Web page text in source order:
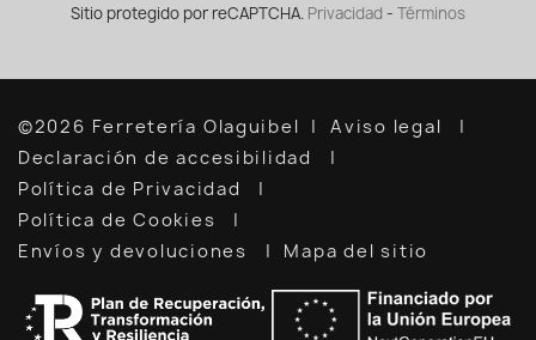
Sitio protegido por reCAPTCHA. Privacidad - Términos
©2026 Ferretería Olaguibel
Aviso legal
Declaración de accesibilidad
Política de Privacidad
Política de Cookies
Envíos y devoluciones
Mapa del sitio